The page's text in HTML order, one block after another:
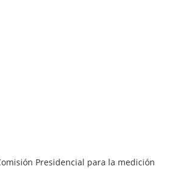
Presidencial para la medición